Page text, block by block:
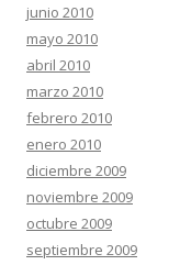
junio 2010
mayo 2010
abril 2010
marzo 2010
febrero 2010
enero 2010
diciembre 2009
noviembre 2009
octubre 2009
septiembre 2009